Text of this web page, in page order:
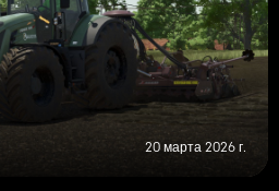
20 марта 2026 г.